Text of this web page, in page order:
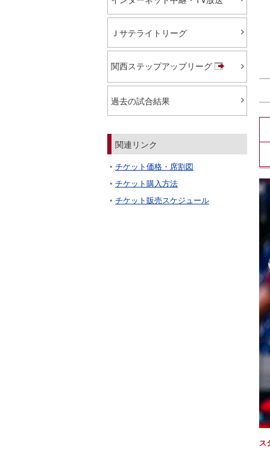
ス
Ｊサテライトリーグ
関西ステップアップリーグ
過去の試合結果
関連リンク
チケット価格・席割図
チケット購入方法
チケット販売スケジュール